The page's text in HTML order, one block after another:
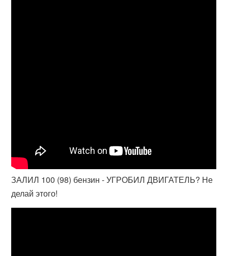
ЗАЛИЛ 100 (98) бензин - УГРОБИЛ ДВИГАТЕЛЬ? Не
делай этого!